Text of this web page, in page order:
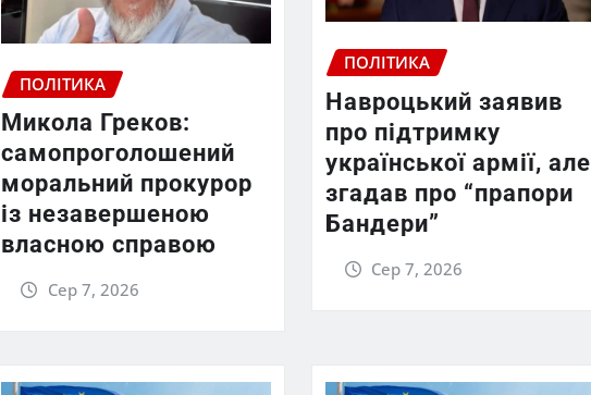
ПОЛІТИКА
Микола Греков:
самопроголошений
моральний прокурор
із незавершеною
власною справою
Сер 7, 2026
ПОЛІТИКА
Навроцький заявив
про підтримку
української армії, але
згадав про “прапори
Бандери”
Сер 7, 2026